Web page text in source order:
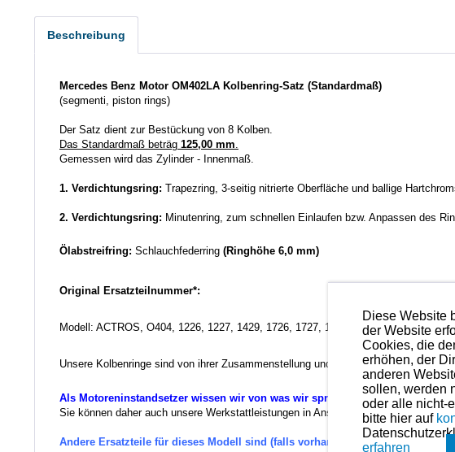
Beschreibung
Mercedes Benz Motor OM402LA Kolbenring-Satz (Standardmaß)
(segmenti, piston rings)
Der Satz dient zur Bestückung von 8 Kolben.
Das Standardmaß beträg 125,00 mm.
Gemessen wird das Zylinder - Innenmaß.
1. Verdichtungsring: Trapezring, 3-seitig nitrierte Oberfläche und ballige
2. Verdichtungsring: Minutenring, zum schnellen Einlaufen bzw. Anpassen des
Ölabstreifring: Schlauchfederring (Ringhöhe 6,0 mm)
Original Ersatzteilnummer*:
Modell: ACTROS, O404, 1226, 1227, 1429, 1726, 1727, 1827, 1838, 2422, 2427,
Unsere Kolbenringe sind von ihrer Zusammenstellung und der Qualität mit das
Als Motoreninstandsetzer wissen wir von was wir sprechen.
Sie können daher auch unsere Werkstattleistungen in Anspruch nehmen. Preise
Andere Ersatzteile für dieses Modell sind (falls vorhanden) in der
Diese Website
der Website
Cookies, die
erhöhen, der
anderen
sollen, werden
oder alle nicht-
bitte hier auf
erfahren